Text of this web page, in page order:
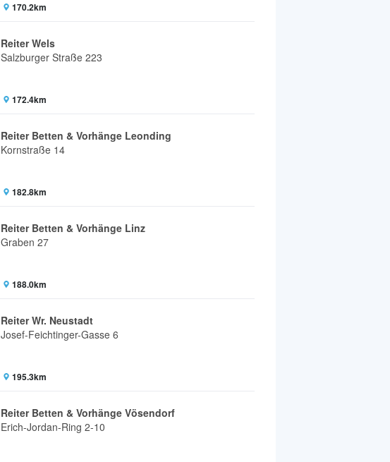
170.2km
Reiter Wels
Salzburger Straße 223
172.4km
Reiter Betten & Vorhänge Leonding
Kornstraße 14
182.8km
Reiter Betten & Vorhänge Linz
Graben 27
188.0km
Reiter Wr. Neustadt
Josef-Feichtinger-Gasse 6
195.3km
Reiter Betten & Vorhänge Vösendorf
Erich-Jordan-Ring 2-10